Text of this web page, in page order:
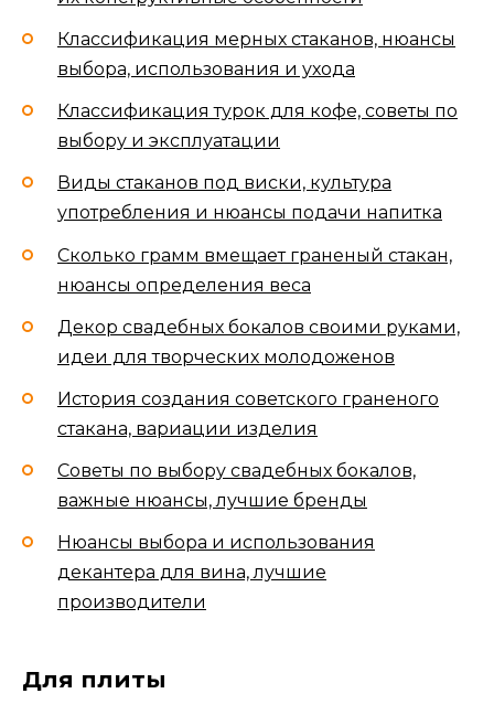
Классификация мерных стаканов, нюансы
выбора, использования и ухода
Классификация турок для кофе, советы по
выбору и эксплуатации
Виды стаканов под виски, культура
употребления и нюансы подачи напитка
Сколько грамм вмещает граненый стакан,
нюансы определения веса
Декор свадебных бокалов своими руками,
идеи для творческих молодоженов
История создания советского граненого
стакана, вариации изделия
Советы по выбору свадебных бокалов,
важные нюансы, лучшие бренды
Нюансы выбора и использования
декантера для вина, лучшие
производители
Для плиты